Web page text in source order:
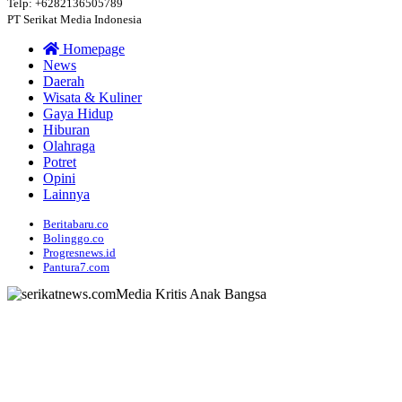
Telp: +6282136505789
PT Serikat Media Indonesia
Homepage
News
Daerah
Wisata & Kuliner
Gaya Hidup
Hiburan
Olahraga
Potret
Opini
Lainnya
Beritabaru.co
Bolinggo.co
Progresnews.id
Pantura7.com